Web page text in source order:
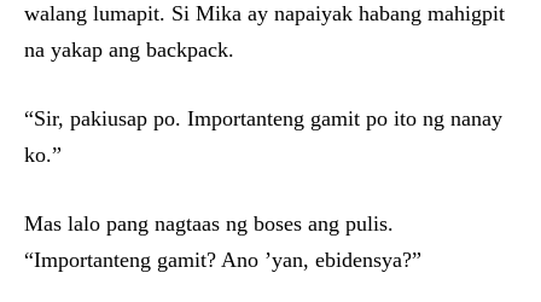
walang lumapit. Si Mika ay napaiyak habang mahigpit
na yakap ang backpack.
“Sir, pakiusap po. Importanteng gamit po ito ng nanay
ko.”
Mas lalo pang nagtaas ng boses ang pulis.
“Importanteng gamit? Ano ’yan, ebidensya?”